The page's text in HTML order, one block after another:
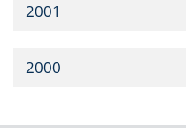
2001
2000